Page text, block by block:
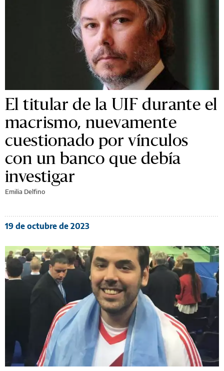
El titular de la UIF durante el
macrismo, nuevamente
cuestionado por vínculos
con un banco que debía
investigar
Emilia Delfino
19 de octubre de 2023